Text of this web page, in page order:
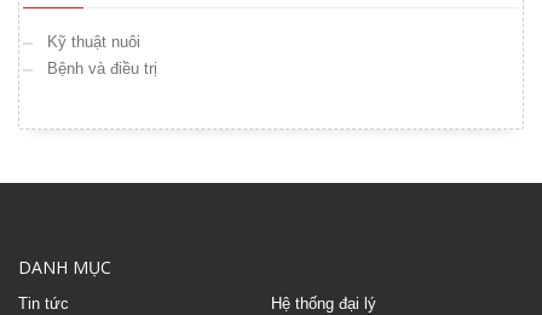
Kỹ thuật nuôi
Bệnh và điều trị
DANH MỤC
Tin tức
Hệ thống đại lý